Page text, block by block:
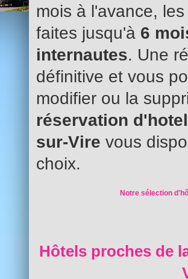
mois à l'avance, les
faites jusqu'à 6
internautes. Une
définitive et vous
modifier ou la
réservation
sur-Vire vous
choix.
Notre sélection
Hôtels proches de